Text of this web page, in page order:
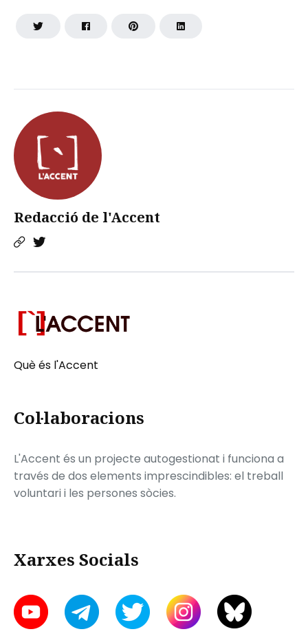
Redacció de l'Accent
Què és l'Accent
Col·laboracions
L'Accent és un projecte autogestionat i funciona a
través de dos elements imprescindibles: el treball
voluntari i les persones sòcies.
Xarxes Socials